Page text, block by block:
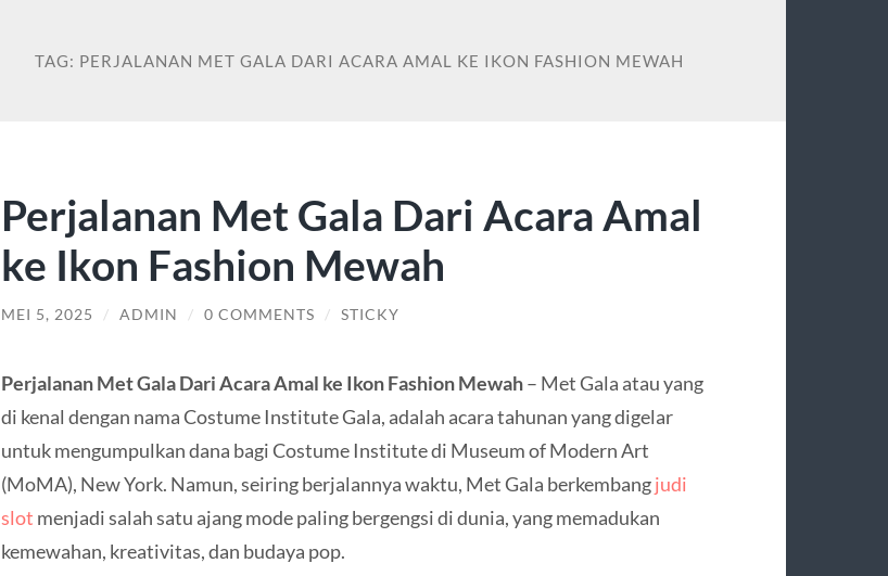
TAG: PERJALANAN MET GALA DARI ACARA AMAL KE IKON FASHION MEWAH
Perjalanan Met Gala Dari Acara Amal
ke Ikon Fashion Mewah
MEI 5, 2025 / ADMIN / 0 COMMENTS / STICKY
Perjalanan Met Gala Dari Acara Amal ke Ikon Fashion Mewah– Met Gala atau yang
di kenal dengan nama Costume Institute Gala, adalah acara tahunan yang digelar
untuk mengumpulkan dana bagi Costume Institute di Museum of Modern Art
(MoMA), New York. Namun, seiring berjalannya waktu, Met Gala berkembangjudi
slot menjadi salah satu ajang mode paling bergengsi di dunia, yang memadukan
kemewahan, kreativitas, dan budaya pop.